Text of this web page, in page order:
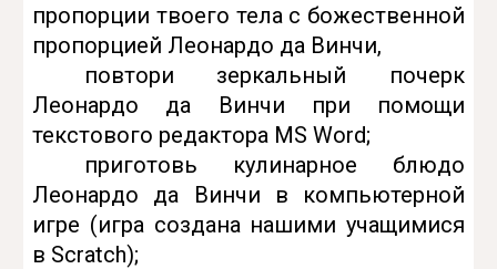
пропорции твоего тела с божественной
пропорцией Леонардо да Винчи,
повтори зеркальный почерк
Леонардо да Винчи при помощи
текстового редактора MS Word;
приготовь кулинарное блюдо
Леонардо да Винчи в компьютерной
игре (игра создана нашими учащимися
в Scratch);